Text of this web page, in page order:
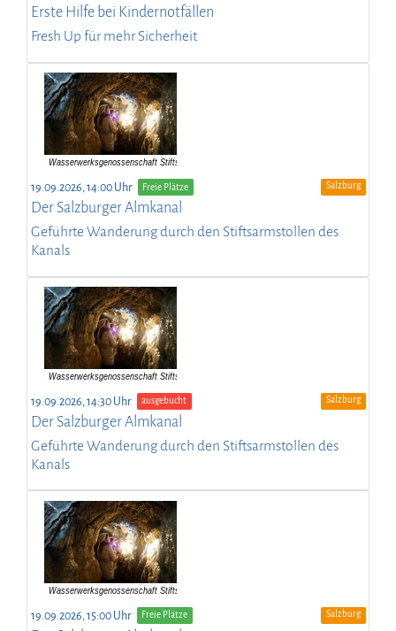
Erste Hilfe bei Kindernotfällen
Fresh Up für mehr Sicherheit
19.09.2026, 14:00 Uhr Freie Plätze Salzburg
Der Salzburger Almkanal
Geführte Wanderung durch den Stiftsarmstollen des
Kanals
19.09.2026, 14:30 Uhr ausgebucht Salzburg
Der Salzburger Almkanal
Geführte Wanderung durch den Stiftsarmstollen des
Kanals
19.09.2026, 15:00 Uhr Freie Plätze Salzburg